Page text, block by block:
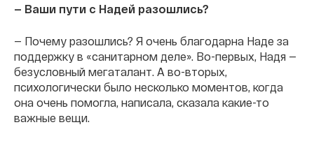
— Ваши пути с Надей разошлись?
— Почему разошлись? Я очень благодарна Наде за
поддержку в «санитарном деле». Во-первых, Надя —
безусловный мегаталант. А во-вторых,
психологически было несколько моментов, когда
она очень помогла, написала, сказала какие-то
важные вещи.